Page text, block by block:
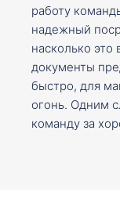
работу
надежный
насколько это
документы
быстро, для
огонь. Одним
команду за